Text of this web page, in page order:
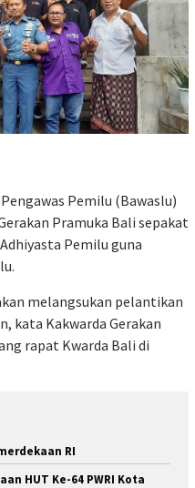
Pemilu (Bawaslu)
Pramuka Bali sepakat
Pemilu guna
melangsukan pelantikan
kata Kakwarda Gerakan
rapat Kwarda Bali di
RI
HUT Ke-64 PWRI Kota